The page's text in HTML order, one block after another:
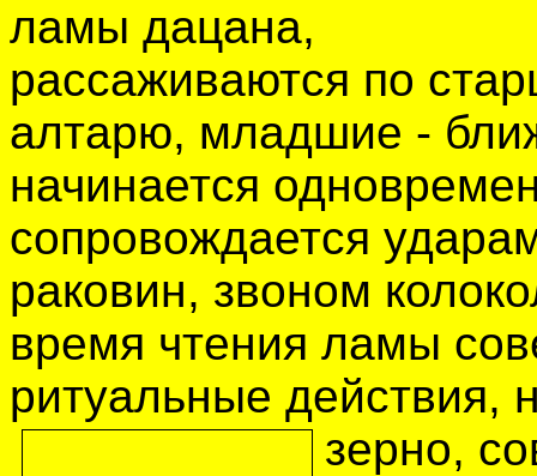
ламы дацана,
рассаживаются по
алтарю, младшие -
начинается
сопровождается
раковин, звоном
время чтения ламы
ритуальные действия,
зерно,